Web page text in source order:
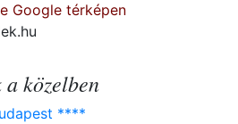
Google térképen
közelben
****